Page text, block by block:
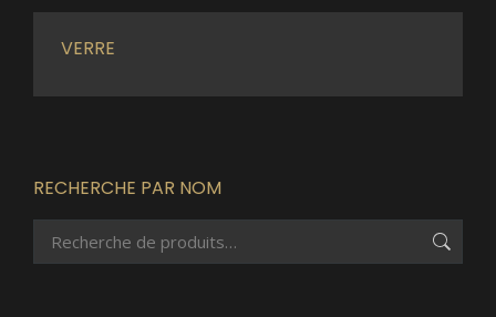
VERRE
RECHERCHE PAR NOM